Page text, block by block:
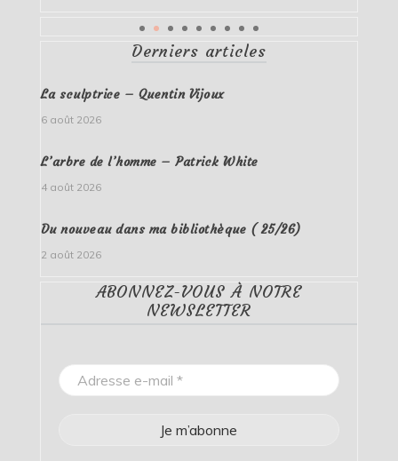
Derniers articles
La sculptrice – Quentin Vijoux
6 août 2026
L’arbre de l’homme – Patrick White
4 août 2026
Du nouveau dans ma bibliothèque ( 25/26)
2 août 2026
ABONNEZ-VOUS À NOTRE
NEWSLETTER